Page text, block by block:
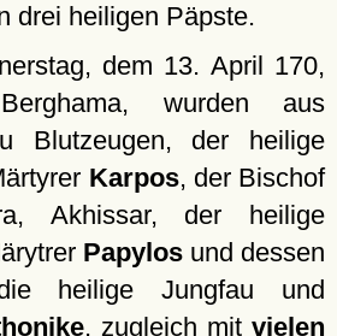
drei heiligen Päpste.
dem 13. April 170,
wurden aus
Blutzeugen, der heilige
Karpos, der Bischof
Akhissar, der heilige
Papylosund dessen
heilige Jungfau und
, zugleich mit vielen